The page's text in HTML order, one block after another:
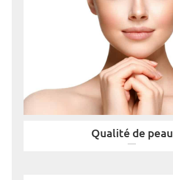
Qualité de peau